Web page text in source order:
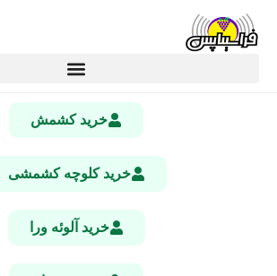
خرید کشمش
خرید کلوچه کشمشی
خرید آلوئه ورا